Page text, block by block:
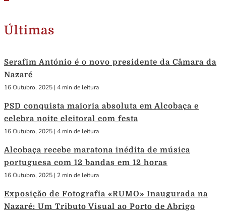
Últimas
Serafim António é o novo presidente da Câmara da
Nazaré
16 Outubro, 2025 | 4 min de leitura
PSD conquista maioria absoluta em Alcobaça e
celebra noite eleitoral com festa
16 Outubro, 2025 | 4 min de leitura
Alcobaça recebe maratona inédita de música
portuguesa com 12 bandas em 12 horas
16 Outubro, 2025 | 2 min de leitura
Exposição de Fotografia «RUMO» Inaugurada na
Nazaré: Um Tributo Visual ao Porto de Abrigo